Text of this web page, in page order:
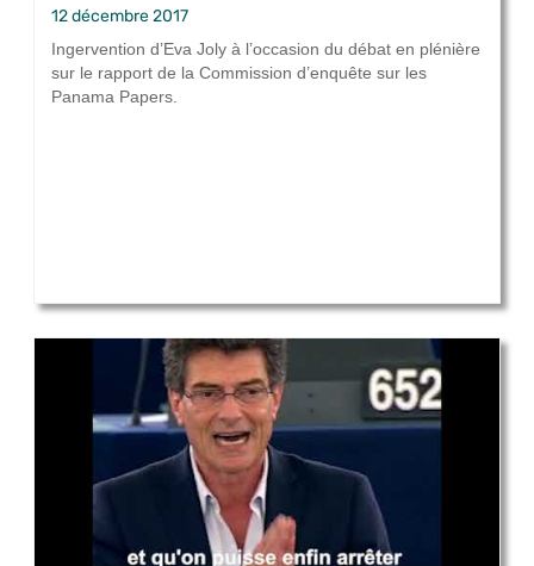
12 décembre 2017
Ingervention d’Eva Joly à l’occasion du débat en plénière
sur le rapport de la Commission d’enquête sur les
Panama Papers.